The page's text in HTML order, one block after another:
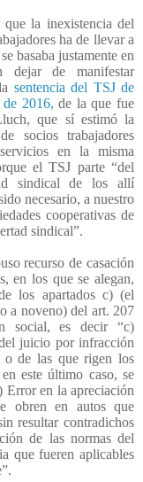
la inexistencia del
ha de llevar a
basaba justamente en
de manifestar
sentencia del TSJ de
2016, de la que fue
que sí estimó la
socios trabajadores
en la misma
el TSJ parte “del
sindical de los allí
necesario, a nuestro
cooperativas de
sindical”.
recurso de casación
en los que se alegan,
los apartados c) (el
a noveno) del art. 207
social, es decir “c)
juicio por infracción
o de las que rigen los
este último caso, se
Error en la apreciación
obren en autos que
resultar contradichos
de las normas del
que fueren aplicables